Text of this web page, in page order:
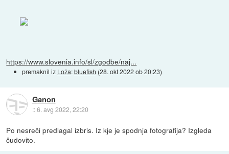
https://www.slovenia.info/sl/zgodbe/naj...
premaknil iz Loža:bluefish (28. okt 2022 ob 20:23)
Ganon
::6. avg 2022, 22:20
Po nesreči predlagal izbris. Iz kje je spodnja fotografija? Izgleda
čudovito.